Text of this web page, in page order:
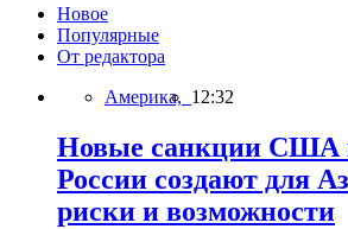
Новое
Популярные
От редактора
Америка, 12:32
Новые санкции США
России создают для
риски и возможности